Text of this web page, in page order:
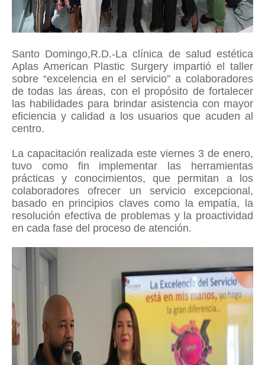
Santo Domingo,R.D.-La clínica de salud estética
Aplas American Plastic Surgery impartió el taller
sobre “excelencia en el servicio” a colaboradores
de todas las áreas, con el propósito de fortalecer
las habilidades para brindar asistencia con mayor
eficiencia y calidad a los usuarios que acuden al
centro.
La capacitación realizada este viernes 3 de enero,
tuvo como fin implementar las herramientas
prácticas y conocimientos, que permitan a los
colaboradores ofrecer un servicio excepcional,
basado en principios claves como la empatía, la
resolución efectiva de problemas y la proactividad
en cada fase del proceso de atención.